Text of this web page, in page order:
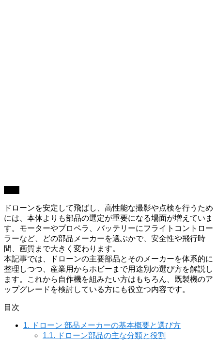
ドローンを安定して飛ばし、高性能な撮影や点検を行うため
には、本体よりも部品の選定が重要になる場面が増えていま
す。モーターやプロペラ、バッテリーにフライトコントロー
ラーなど、どの部品メーカーを選ぶかで、安全性や飛行時
間、画質まで大きく変わります。
本記事では、ドローンの主要部品とそのメーカーを体系的に
整理しつつ、産業用からホビーまで用途別の選び方を解説し
ます。これから自作機を組みたい方はもちろん、既製機のア
ップグレードを検討している方にも役立つ内容です。
目次
1. ドローン 部品メーカーの基本概要と選び方
1.1. ドローン部品の主な分類と役割